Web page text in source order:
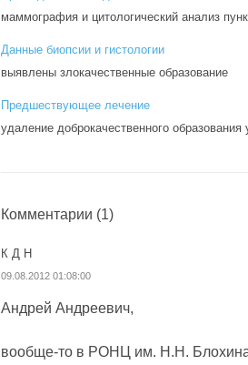
маммография и цитологический анализ
Данные биопсии и гистологии
выявлены злокачественные образование
Предшествующее лечение
удаление доброкачественного
Комментарии (1)
К Д Н
09.08.2012 01:08:00
Андрей Андреевич,
вообще-то в РОНЦ им. Н.Н. Блохина